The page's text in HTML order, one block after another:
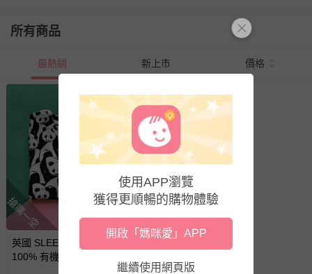
所有商品
最熱銷 新上市 價格
搶購一空
英國 SLEEP NO MORE -
100% 有機棉兒童圓領長袖上
使用APP瀏覽
獲得更順暢的購物體驗
開啟「媽咪愛」APP
繼續使用網頁版